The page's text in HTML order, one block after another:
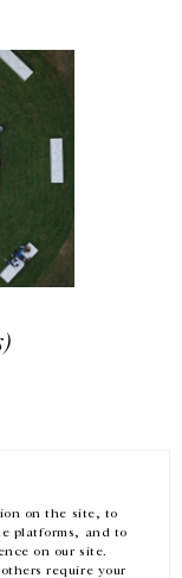
on the site, to
platforms, and to
on our site.
require your